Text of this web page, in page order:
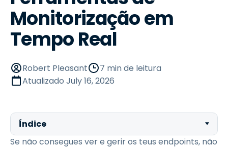
Monitorização em
Tempo Real
Robert Pleasant
7 min de leitura
Atualizado July 16, 2026
Índice
Se não consegues ver e gerir os teus endpoints, não